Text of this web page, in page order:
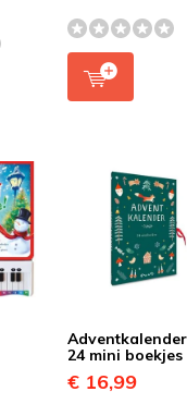
24 mini boekjes
€ 16,99